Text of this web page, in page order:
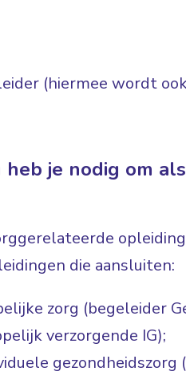
(hiermee wordt
je nodig om
die aansluiten:
zorg (begeleider
verzorgende IG);
gezondheidszorg